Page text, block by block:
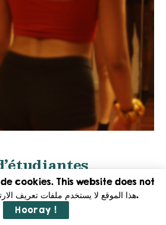
des
en non-
cookies. This website does not
use cookies. هذا الموقع لا يستخدم ملفات تعريف الارتباط.
Hooray !